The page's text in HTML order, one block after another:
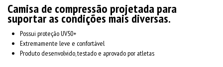
Camisa de compressão projetada para
suportar as condições mais diversas.
Possui proteção UV50+
Extremamente leve e confortável
Produto desenvolvido, testado e aprovado por atletas